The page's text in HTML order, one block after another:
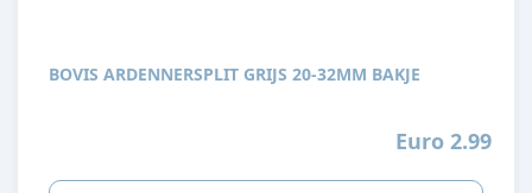
BOVIS ARDENNERSPLIT GRIJS 20-32MM BAKJE
Euro 2.99